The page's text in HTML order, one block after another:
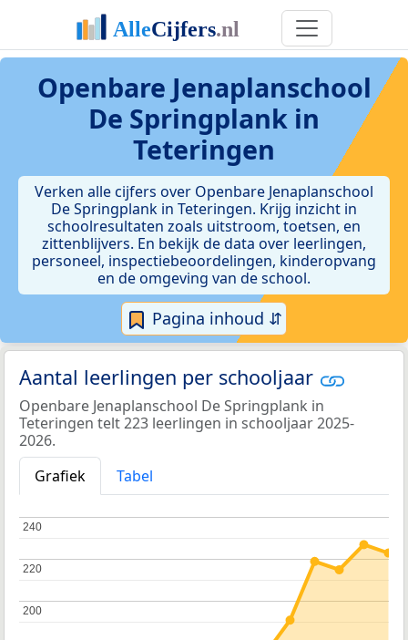
Openbare Jenaplanschool
De Springplank in
Teteringen
Verken alle cijfers over Openbare Jenaplanschool
De Springplank in Teteringen. Krijg inzicht in
schoolresultaten zoals uitstroom, toetsen, en
zittenblijvers. En bekijk de data over leerlingen,
personeel, inspectiebeoordelingen, kinderopvang
en de omgeving van de school.
Pagina inhoud ⇵
Aantal leerlingen per schooljaar
Openbare Jenaplanschool De Springplank in
Teteringen telt 223 leerlingen in schooljaar 2025-
2026.
Grafiek
Tabel
200
200
220
220
240
240